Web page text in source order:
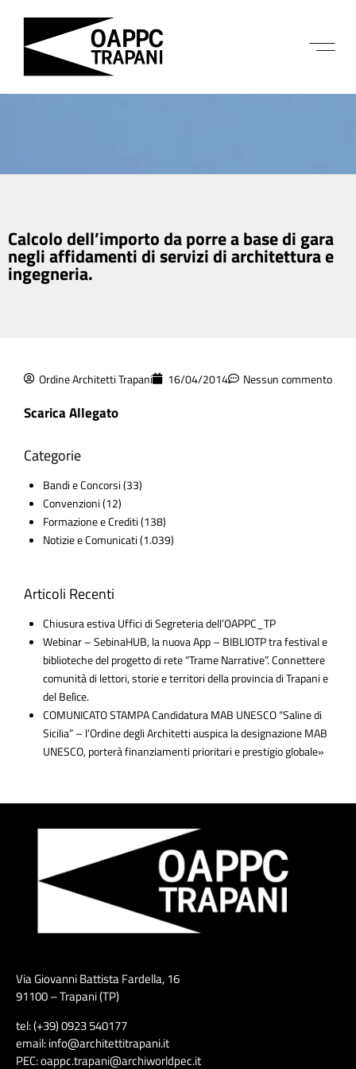
Calcolo dell’importo da porre a base di gara
negli affidamenti di servizi di architettura e
ingegneria.
Ordine Architetti Trapani 16/04/2014 Nessun commento
Scarica Allegato
Categorie
Bandi e Concorsi(33)
Convenzioni(12)
Formazione e Crediti(138)
Notizie e Comunicati(1.039)
Articoli Recenti
Chiusura estiva Uffici di Segreteria dell’OAPPC_TP
Webinar – SebinaHUB, la nuova App – BIBLIOTP tra festival e
biblioteche del progetto di rete “Trame Narrative”. Connettere
comunità di lettori, storie e territori della provincia di Trapani e
del Belìce.
COMUNICATO STAMPA Candidatura MAB UNESCO “Saline di
Sicilia” – l’Ordine degli Architetti auspica la designazione MAB
UNESCO, porterà finanziamenti prioritari e prestigio globale»
Via Giovanni Battista Fardella, 16
91100 – Trapani (TP)
tel: (+39) 0923 540177
email: info@architettitrapani.it
PEC: oappc.trapani@archiworldpec.it